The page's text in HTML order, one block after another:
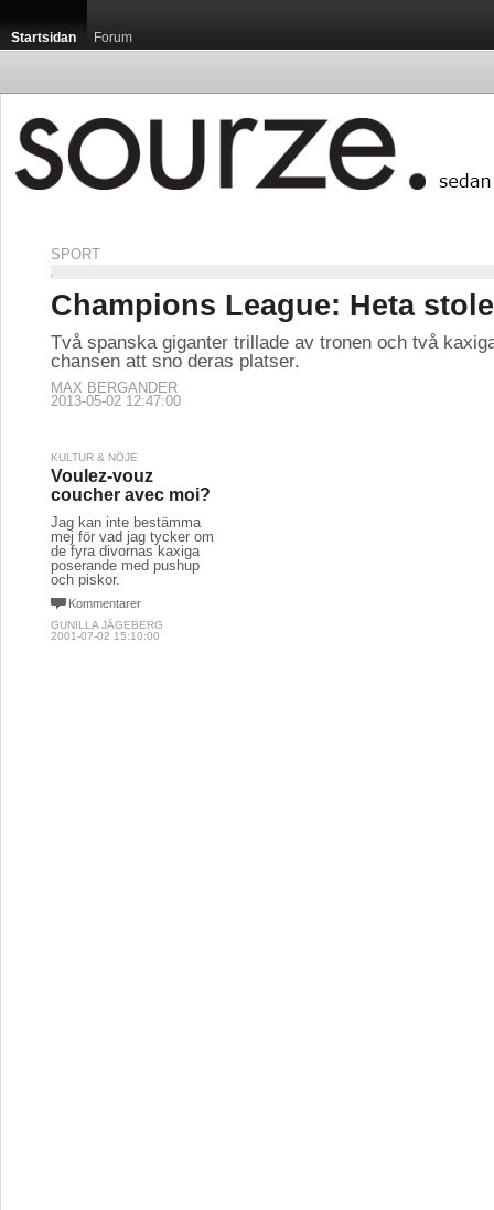
Startsidan Forum
SPORT
Champions League: Heta
Två spanska giganter trillade av tronen och två
chansen att sno deras platser.
MAX BERGANDER
2013-05-02 12:47:00
KULTUR & NÖJE
Voulez-vouz
coucher avec moi?
Jag kan inte bestämma
mej för vad jag tycker om
de fyra divornas kaxiga
poserande med pushup
och piskor.
Kommentarer
GUNILLA JÄGEBERG
2001-07-02 15:10:00